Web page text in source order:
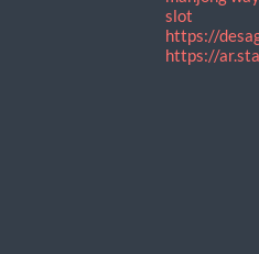
slot
https://
https://